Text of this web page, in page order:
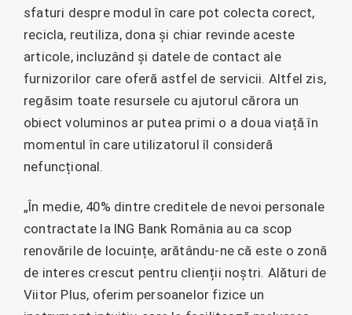
sfaturi despre modul în care pot colecta corect,
recicla, reutiliza, dona și chiar revinde aceste
articole, incluzând și datele de contact ale
furnizorilor care oferă astfel de servicii. Altfel zis,
regăsim toate resursele cu ajutorul cărora un
obiect voluminos ar putea primi o a doua viață în
momentul în care utilizatorul îl consideră
nefuncțional.
„În medie, 40% dintre creditele de nevoi personale
contractate la ING Bank România au ca scop
renovările de locuințe, arătându-ne că este o zonă
de interes crescut pentru clienții noștri. Alături de
Viitor Plus, oferim persoanelor fizice un